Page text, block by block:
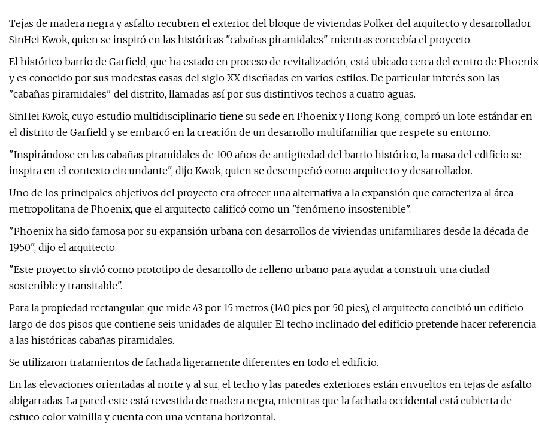
Tejas de madera negra y asfalto recubren el exterior del bloque de viviendas Polker del arquitecto y desarrollador
SinHei Kwok, quien se inspiró en las históricas "cabañas piramidales" mientras concebía el proyecto.
El histórico barrio de Garfield, que ha estado en proceso de revitalización, está ubicado cerca del centro de Phoenix
y es conocido por sus modestas casas del siglo XX diseñadas en varios estilos. De particular interés son las
"cabañas piramidales" del distrito, llamadas así por sus distintivos techos a cuatro aguas.
SinHei Kwok, cuyo estudio multidisciplinario tiene su sede en Phoenix y Hong Kong, compró un lote estándar en
el distrito de Garfield y se embarcó en la creación de un desarrollo multifamiliar que respete su entorno.
"Inspirándose en las cabañas piramidales de 100 años de antigüedad del barrio histórico, la masa del edificio se
inspira en el contexto circundante", dijo Kwok, quien se desempeñó como arquitecto y desarrollador.
Uno de los principales objetivos del proyecto era ofrecer una alternativa a la expansión que caracteriza al área
metropolitana de Phoenix, que el arquitecto calificó como un "fenómeno insostenible".
"Phoenix ha sido famosa por su expansión urbana con desarrollos de viviendas unifamiliares desde la década de
1950", dijo el arquitecto.
"Este proyecto sirvió como prototipo de desarrollo de relleno urbano para ayudar a construir una ciudad
sostenible y transitable".
Para la propiedad rectangular, que mide 43 por 15 metros (140 pies por 50 pies), el arquitecto concibió un edificio
largo de dos pisos que contiene seis unidades de alquiler. El techo inclinado del edificio pretende hacer referencia
a las históricas cabañas piramidales.
Se utilizaron tratamientos de fachada ligeramente diferentes en todo el edificio.
En las elevaciones orientadas al norte y al sur, el techo y las paredes exteriores están envueltos en tejas de asfalto
abigarradas. La pared este está revestida de madera negra, mientras que la fachada occidental está cubierta de
estuco color vainilla y cuenta con una ventana horizontal.